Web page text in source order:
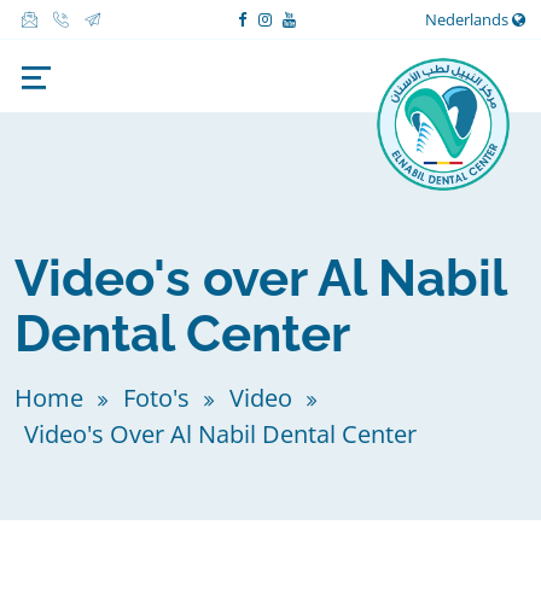
Nederlands
Video's over Al Nabil
Dental Center
Home Foto's
Video
Video's Over Al Nabil Dental Center